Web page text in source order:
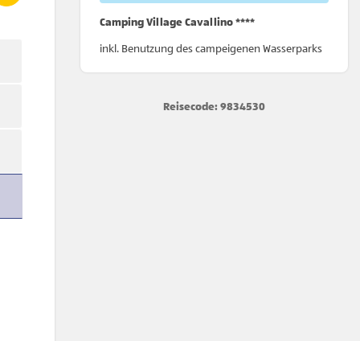
Camping Village Cavallino ****
inkl. Benutzung des campeigenen Wasserparks
Reisecode: 9834530